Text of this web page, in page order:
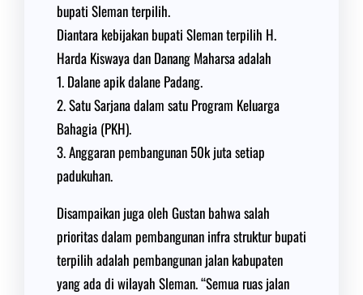
bupati Sleman terpilih.
Diantara kebijakan bupati Sleman terpilih H.
Harda Kiswaya dan Danang Maharsa adalah
1. Dalane apik dalane Padang.
2. Satu Sarjana dalam satu Program Keluarga
Bahagia (PKH).
3. Anggaran pembangunan 50k juta setiap
padukuhan.
Disampaikan juga oleh Gustan bahwa salah
prioritas dalam pembangunan infra struktur bupati
terpilih adalah pembangunan jalan kabupaten
yang ada di wilayah Sleman. “Semua ruas jalan